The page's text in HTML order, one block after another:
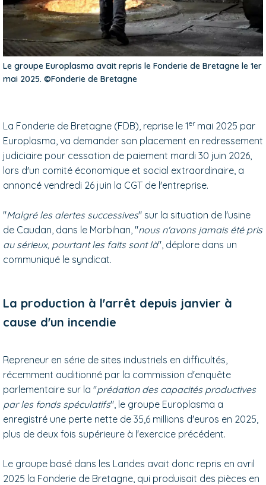
Le groupe Europlasma avait repris le Fonderie de Bretagne le 1er
mai 2025. ©Fonderie de Bretagne
La Fonderie de Bretagne (FDB), reprise le 1er mai 2025 par
Europlasma, va demander son placement en redressement
judiciaire pour cessation de paiement mardi 30 juin 2026,
lors d'un comité économique et social extraordinaire, a
annoncé vendredi 26 juin la CGT de l'entreprise.
"Malgré les alertes successives" sur la situation de l'usine
de Caudan, dans le Morbihan, "nous n'avons jamais été pris
au sérieux, pourtant les faits sont là", déplore dans un
communiqué le syndicat.
La production à l'arrêt depuis janvier à
cause d'un incendie
Repreneur en série de sites industriels en difficultés,
récemment auditionné par la commission d'enquête
parlementaire sur la "prédation des capacités productives
par les fonds spéculatifs", le groupe Europlasma a
enregistré une perte nette de 35,6 millions d'euros en 2025,
plus de deux fois supérieure à l'exercice précédent.
Le groupe basé dans les Landes avait donc repris en avril
2025 la Fonderie de Bretagne, qui produisait des pièces en